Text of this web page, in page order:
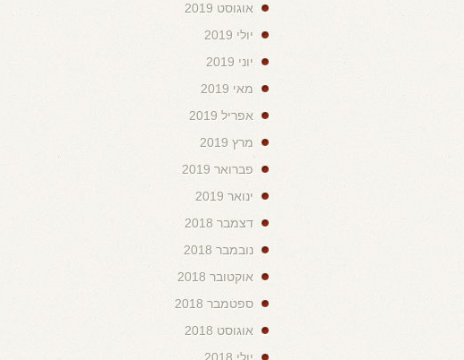
אוגוסט 2019
יולי 2019
יוני 2019
מאי 2019
אפריל 2019
מרץ 2019
פברואר 2019
ינואר 2019
דצמבר 2018
נובמבר 2018
אוקטובר 2018
ספטמבר 2018
אוגוסט 2018